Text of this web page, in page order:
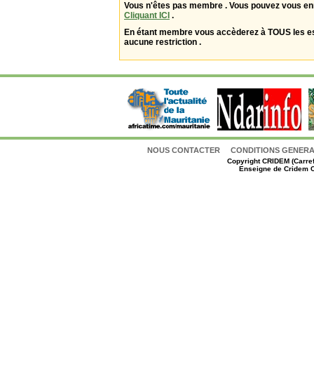
Vous n'êtes pas membre . Vous pouvez vous
Cliquant ICI .
En étant membre vous accèderez à TOUS les
aucune restriction .
NOUS CONTACTER CONDITIONS
CopyrightCRIDEM
Enseigne de Cridem